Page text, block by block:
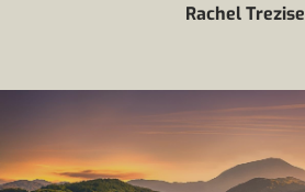
Rachel Trezise